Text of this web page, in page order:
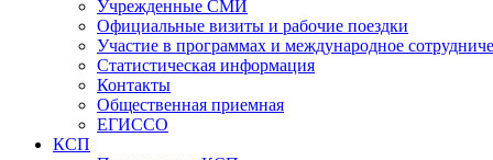
Учрежденные СМИ
Официальные визиты и рабочие поездки
Участие в программах и международное
Статистическая информация
Контакты
Общественная приемная
ЕГИССО
КСП